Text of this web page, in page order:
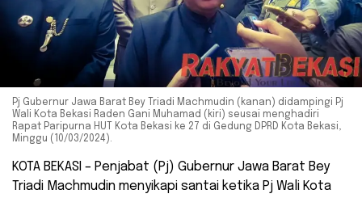
Pj Gubernur Jawa Barat Bey Triadi Machmudin (kanan) didampingi Pj
Wali Kota Bekasi Raden Gani Muhamad (kiri) seusai menghadiri
Rapat Paripurna HUT Kota Bekasi ke 27 di Gedung DPRD Kota Bekasi,
Minggu (10/03/2024).
KOTA BEKASI – Penjabat (Pj) Gubernur Jawa Barat Bey
Triadi Machmudin menyikapi santai ketika Pj Wali Kota